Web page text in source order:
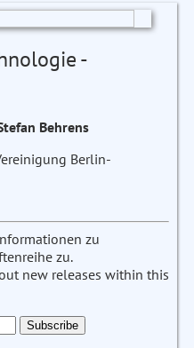
-
Behrens
Berlin-
zu
zu.
new releases within this